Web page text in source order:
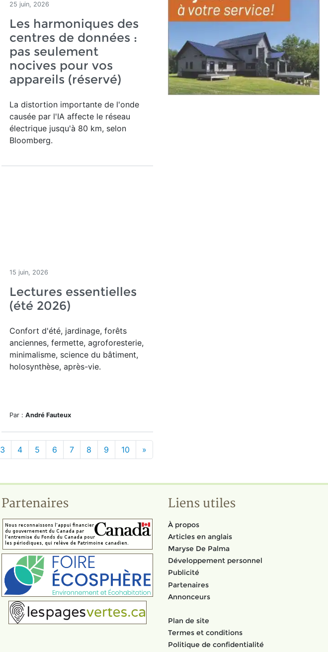
25 juin, 2026
Les harmoniques des
centres de données :
pas seulement
nocives pour vos
appareils (réservé)
La distortion importante de l'onde
causée par l'IA affecte le réseau
électrique jusqu'à 80 km, selon
Bloomberg.
15 juin, 2026
Lectures essentielles
(été 2026)
Confort d'été, jardinage, forêts
anciennes, fermette, agroforesterie,
minimalisme, science du bâtiment,
holosynthèse, après-vie.
Par : André Fauteux
3 4 5 6 7 8 9 10 »
Partenaires Liens utiles
À propos
Articles en anglais
Maryse De Palma
Développement personnel
Publicité
Partenaires
Annonceurs
Plan de site
Termes et conditions
Politique de confidentialité